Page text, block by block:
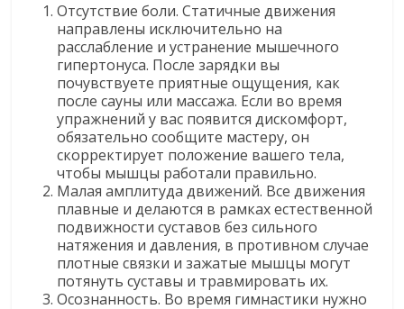
Отсутствие боли. Статичные движения
направлены исключительно на
расслабление и устранение мышечного
гипертонуса. После зарядки вы
почувствуете приятные ощущения, как
после сауны или массажа. Если во время
упражнений у вас появится дискомфорт,
обязательно сообщите мастеру, он
скорректирует положение вашего тела,
чтобы мышцы работали правильно.
Малая амплитуда движений. Все движения
плавные и делаются в рамках естественной
подвижности суставов без сильного
натяжения и давления, в противном случае
плотные связки и зажатые мышцы могут
потянуть суставы и травмировать их.
Осознанность. Во время гимнастики нужно